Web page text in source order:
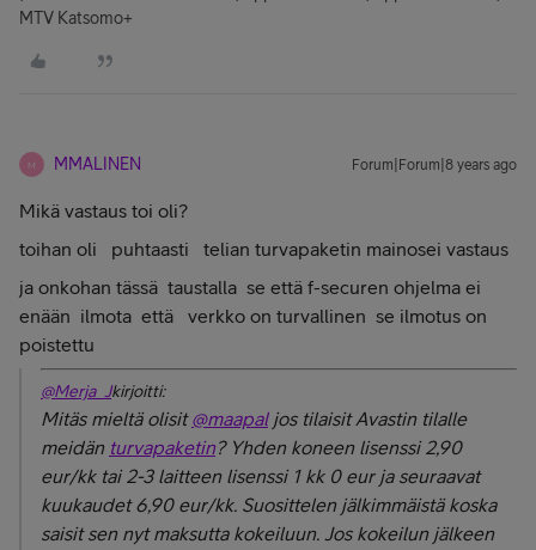
MTV Katsomo+
M MMALINEN Forum|Forum|8 years ago
Mikä vastaus toi oli?
toihan oli puhtaasti telian turvapaketin mainosei vastaus
ja onkohan tässä taustalla se että f-securen ohjelma ei
enään ilmota että verkko on turvallinen se ilmotus on
poistettu
@Merja_Jkirjoitti:
Mitäs mieltä olisit@maapaljos tilaisit Avastin tilalle
meidän turvapaketin? Yhden koneen lisenssi 2,90
eur/kk tai 2-3 laitteen lisenssi 1 kk 0 eur ja seuraavat
kuukaudet 6,90 eur/kk. Suosittelen jälkimmäistä koska
saisit sen nyt maksutta kokeiluun. Jos kokeilun jälkeen